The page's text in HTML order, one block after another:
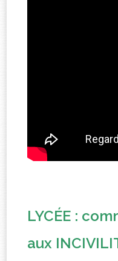
LYCÉE :
aux